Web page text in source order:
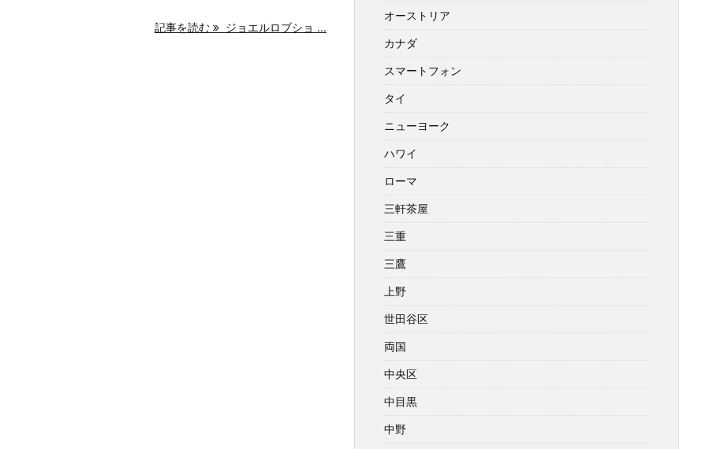
記事を読む
ジョエルロブショ ...
オーストリア
カナダ
スマートフォン
タイ
ニューヨーク
ハワイ
ローマ
三軒茶屋
三重
三鷹
上野
世田谷区
両国
中央区
中目黒
中野